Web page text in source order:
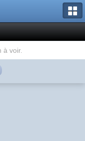
à voir.